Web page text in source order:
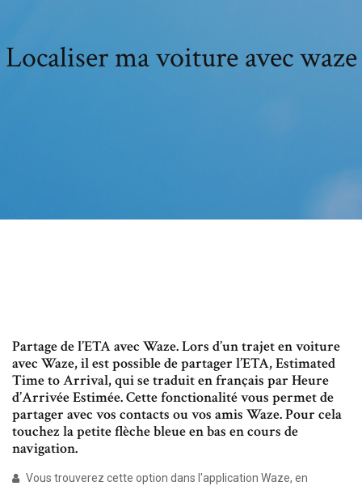
Localiser ma voiture avec waze
Partage de l’ETA avec Waze. Lors d’un trajet en voiture
avec Waze, il est possible de partager l’ETA, Estimated
Time to Arrival, qui se traduit en français par Heure
d’Arrivée Estimée. Cette fonctionalité vous permet de
partager avec vos contacts ou vos amis Waze. Pour cela
touchez la petite flèche bleue en bas en cours de
navigation.
Vous trouverez cette option dans l'application Waze, en